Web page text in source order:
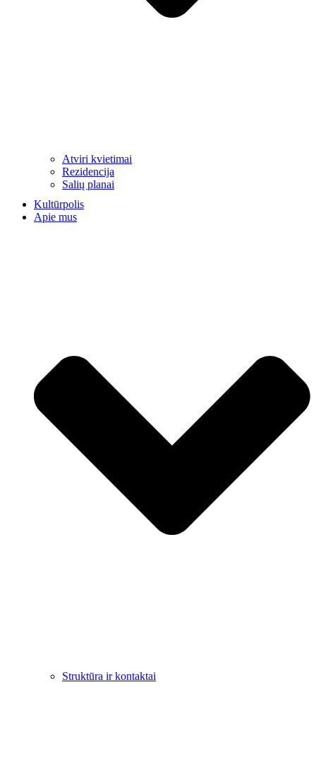
Atviri kvietimai
Rezidencija
Salių planai
Kultūrpolis
Apie mus
Struktūra ir kontaktai